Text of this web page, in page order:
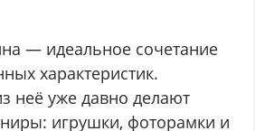
— идеальное сочетание
характеристик.
неё уже давно делают
игрушки, фоторамки и